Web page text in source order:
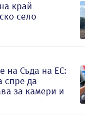
край
село
на Съда на ЕС:
спре да
за камери и